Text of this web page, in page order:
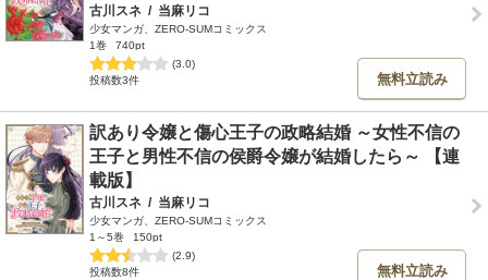
古川スネ / 当麻リコ
少女マンガ、ZERO-SUMコミックス
1巻
740pt
(3.0)
投稿数3件
無料立読み
訳あり令嬢と傷心王子の政略結婚 ～女性不信の
王子と男性不信の侯爵令嬢が結婚したら～ 【連
載版】
古川スネ / 当麻リコ
少女マンガ、ZERO-SUMコミックス
1～5巻
150pt
(2.9)
投稿数8件
無料立読み